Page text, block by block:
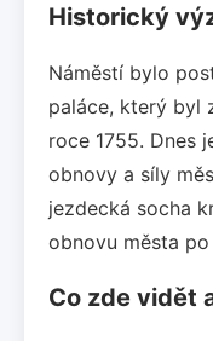
Historický
Náměstí bylo
paláce, který byl
roce 1755. Dnes
obnovy a síly
jezdecká socha
obnovu města
Co zde vidět